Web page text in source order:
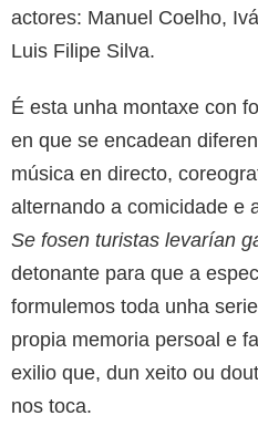
actores: Manuel Coelho,
Luis Filipe Silva.
É esta unha montaxe con
en que se encadean
música en directo,
alternando a comicidade e
Se fosen turistas levarían
detonante para que a
formulemos toda unha
propia memoria persoal e
exilio que, dun xeito ou
nos toca.